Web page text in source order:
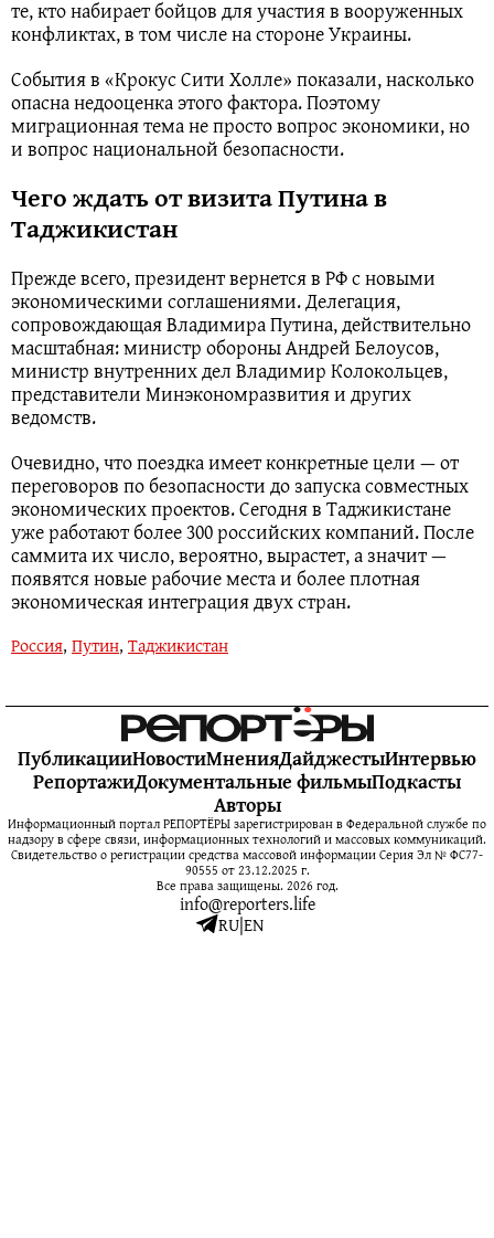
те, кто набирает бойцов для участия в вооруженных
конфликтах, в том числе на стороне Украины.
События в «Крокус Сити Холле» показали, насколько
опасна недооценка этого фактора. Поэтому
миграционная тема не просто вопрос экономики, но
и вопрос национальной безопасности.
Чего ждать от визита Путина в
Таджикистан
Прежде всего, президент вернется в РФ с новыми
экономическими соглашениями. Делегация,
сопровождающая Владимира Путина, действительно
масштабная: министр обороны Андрей Белоусов,
министр внутренних дел Владимир Колокольцев,
представители Минэкономразвития и других
ведомств.
Очевидно, что поездка имеет конкретные цели — от
переговоров по безопасности до запуска совместных
экономических проектов. Сегодня в Таджикистане
уже работают более 300 российских компаний. После
саммита их число, вероятно, вырастет, а значит —
появятся новые рабочие места и более плотная
экономическая интеграция двух стран.
Россия, Путин, Таджикистан
ПубликацииНовостиМненияДайджестыИнтервью
РепортажиДокументальные фильмыПодкасты
Авторы
Информационный портал РЕПОРТЁРЫ зарегистрирован в Федеральной службе по
надзору в сфере связи, информационных технологий и массовых коммуникаций.
Свидетельство о регистрации средства массовой информации Серия Эл № ФС77-
90555 от 23.12.2025 г.
Все права защищены. 2026 год.
info@reporters.life
RU|EN